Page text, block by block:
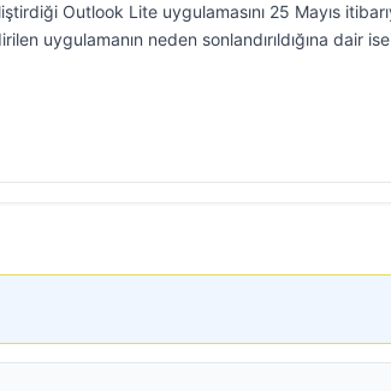
Outlook Lite uygulamasını 25 Mayıs
uygulamanın neden sonlandırıldığına dair